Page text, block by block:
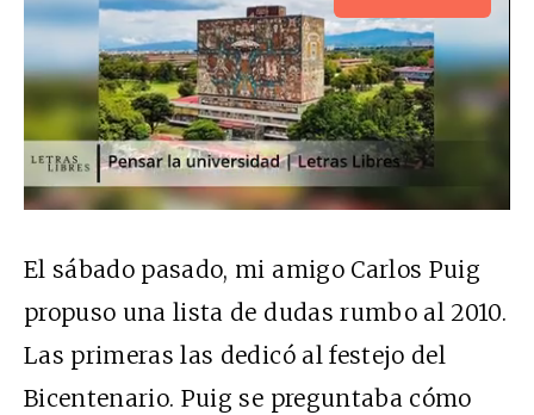
El sábado pasado, mi amigo Carlos Puig
propuso una lista de dudas rumbo al 2010.
Las primeras las dedicó al festejo del
Bicentenario. Puig se preguntaba cómo